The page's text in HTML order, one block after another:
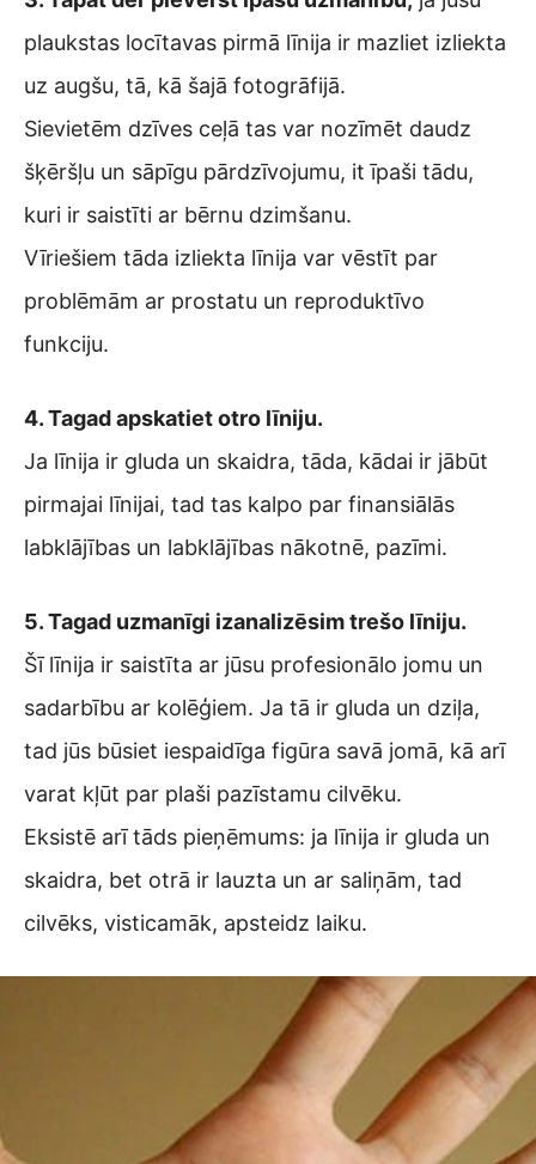
plaukstas locītavas pirmā līnija ir mazliet izliekta
uz augšu, tā, kā šajā fotogrāfijā.
Sievietēm dzīves ceļā tas var nozīmēt daudz
šķēršļu un sāpīgu pārdzīvojumu, it īpaši tādu,
kuri ir saistīti ar bērnu dzimšanu.
Vīriešiem tāda izliekta līnija var vēstīt par
problēmām ar prostatu un reproduktīvo
funkciju.
4. Tagad apskatiet otro līniju.
Ja līnija ir gluda un skaidra, tāda, kādai ir jābūt
pirmajai līnijai, tad tas kalpo par finansiālās
labklājības un labklājības nākotnē, pazīmi.
5. Tagad uzmanīgi izanalizēsim trešo līniju.
Šī līnija ir saistīta ar jūsu profesionālo jomu un
sadarbību ar kolēģiem. Ja tā ir gluda un dziļa,
tad jūs būsiet iespaidīga figūra savā jomā, kā arī
varat kļūt par plaši pazīstamu cilvēku.
Eksistē arī tāds pieņēmums: ja līnija ir gluda un
skaidra, bet otrā ir lauzta un ar saliņām, tad
cilvēks, visticamāk, apsteidz laiku.